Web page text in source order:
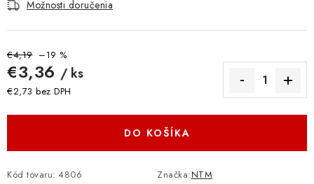
Možnosti doručenia
€4,19 –19 %
€3,36 / ks
€2,73 bez DPH
DO KOŠÍKA
Kód tovaru: 4806 Značka:NTM